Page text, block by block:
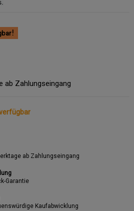
ab Zahlungseingang
ab Zahlungseingang
Garantie
Kaufabwicklung